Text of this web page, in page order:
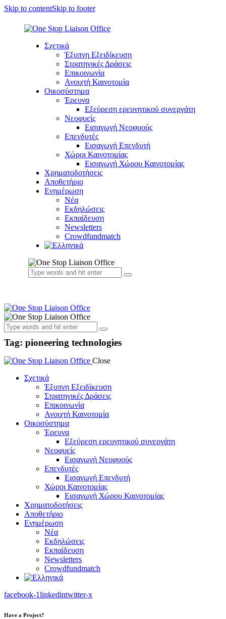
Skip to contentSkip to footer
Σχετικά
Έξυπνη Εξειδίκευση
Στρατηγικές Δράσεις
Επικοινωνία
Ανοιχτή Καινοτομία
Οικοσύστημα
Έρευνα
Εξεύρεση ερευνητικού συνεργάτη
Νεοφυείς
Εισαγωγή Νεοφυούς
Επενδυτές
Εισαγωγή Επενδυτή
Χώροι Καινοτομίας
Εισαγωγή Χώρου Καινοτομίας
Χρηματοδοτήσεις
Αποθετήριο
Ενημέρωση
Νέα
Εκδηλώσεις
Εκπαίδευση
Newsletters
Crowdfundmatch
Tag: pioneering technologies
Close
Σχετικά
Έξυπνη Εξειδίκευση
Στρατηγικές Δράσεις
Επικοινωνία
Ανοιχτή Καινοτομία
Οικοσύστημα
Έρευνα
Εξεύρεση ερευνητικού συνεργάτη
Νεοφυείς
Εισαγωγή Νεοφυούς
Επενδυτές
Εισαγωγή Επενδυτή
Χώροι Καινοτομίας
Εισαγωγή Χώρου Καινοτομίας
Χρηματοδοτήσεις
Αποθετήριο
Ενημέρωση
Νέα
Εκδηλώσεις
Εκπαίδευση
Newsletters
Crowdfundmatch
facebook-1linkedintwitter-x
Have a Project?